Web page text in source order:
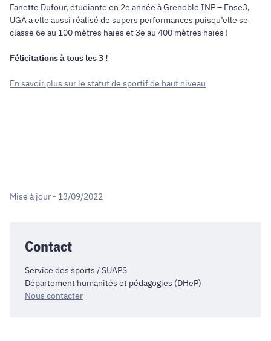
Fanette Dufour, étudiante en 2e année à Grenoble INP – Ense3,
UGA a elle aussi réalisé de supers performances puisqu’elle se
classe 6e au 100 mètres haies et 3e au 400 mètres haies !
Félicitations à tous les 3 !
En savoir plus sur le statut de sportif de haut niveau
Mise à jour - 13/09/2022
Contact
Service des sports / SUAPS
Département humanités et pédagogies (DHeP)
Nous contacter